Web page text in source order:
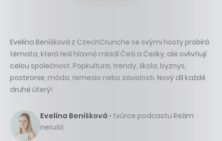
Evelína Beníšková z CzechCrunche se svými hosty probírá
témata, která řeší hlavně mladí Češi a Češky, ale ovlivňují
celou společnost. Popkultura, trendy, škola, byznys,
postironie, móda, řemeslo nebo závislosti. Nový díl každé
druhé úterý!
Evelína Beníšková • tvůrce podcastu Režim
nerušit